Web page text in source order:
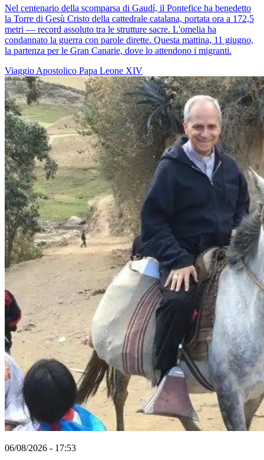
Nel centenario della scomparsa di Gaudí, il Pontefice ha benedetto
la Torre di Gesù Cristo della cattedrale catalana, portata ora a 172,5
metri — record assoluto tra le strutture sacre. L'omelia ha
condannato la guerra con parole dirette. Questa mattina, 11 giugno,
la partenza per le Gran Canarie, dove lo attendono i migranti.
Viaggio Apostolico Papa Leone XIV
06/08/2026 - 17:53